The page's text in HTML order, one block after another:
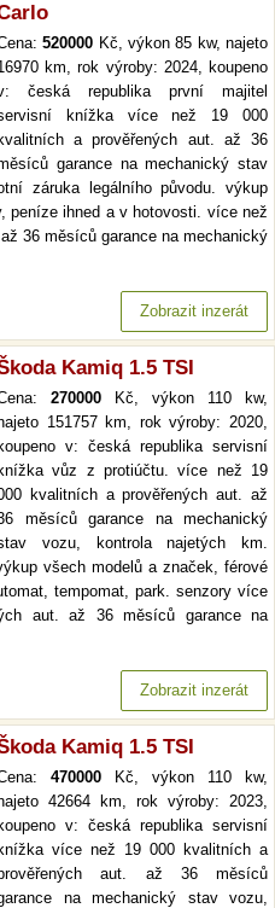
520000 Kč, výkon 85 kw, najeto
km, rok výroby: 2024, koupeno
česká republika první majitel
knížka více než 19 000
kvalitních a prověřených aut. až 36
garance na mechanický stav
záruka legálního původu. výkup
peníze ihned a v hotovosti. více než
36 měsíců garance na mechanický
Zobrazit inzerát
Kamiq 1.5 TSI
270000 Kč, výkon 110 kw,
151757 km, rok výroby: 2020,
koupeno v: česká republika servisní
knížka vůz z protiúčtu. více než 19
kvalitních a prověřených aut. až
měsíců garance na mechanický
vozu, kontrola najetých km.
všech modelů a značek, férové
tempomat, park. senzory více
aut. až 36 měsíců garance na
Zobrazit inzerát
Kamiq 1.5 TSI
470000 Kč, výkon 110 kw,
42664 km, rok výroby: 2023,
koupeno v: česká republika servisní
knížka více než 19 000 kvalitních a
aut. až 36 měsíců
na mechanický stav vozu,